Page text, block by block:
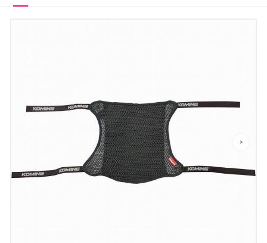
店舗を探す
コーポレートサイト
採用情報
古物営業法に基づく表示/保険勧誘
>